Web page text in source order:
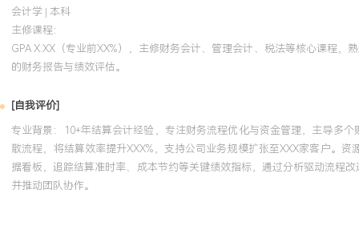
会计学 | 本科
主修课程：
GPA X.XX（专业前XX%），主修财务会计、管理会计、税法等核心课程
的财务报告与绩效评估。
[自我评价]
专业背景：10+年结算会计经验，专注财务流程优化与资金管理，主导多
散流程，将结算效率提升XXX%，支持公司业务规模扩张至XXX家客户。
据看板，追踪结算准时率、成本节约等关键绩效指标，通过分析驱动流程
并推动团队协作。